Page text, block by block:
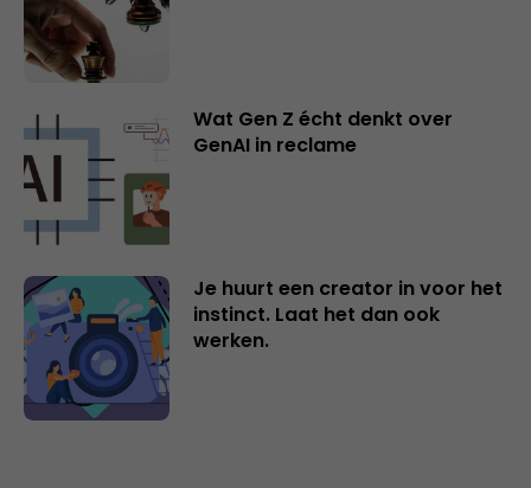
Wat Gen Z écht denkt over
GenAI in reclame
Je huurt een creator in voor het
instinct. Laat het dan ook
werken.